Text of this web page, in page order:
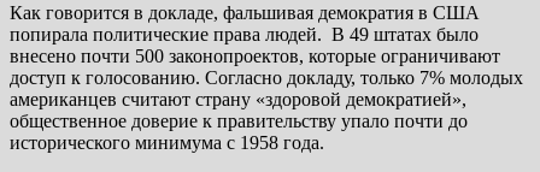
Как говорится в докладе, фальшивая демократия в США
попирала политические права людей. В 49 штатах было
внесено почти 500 законопроектов, которые ограничивают
доступ к голосованию. Согласно докладу, только 7% молодых
американцев считают страну «здоровой демократией»,
общественное доверие к правительству упало почти до
исторического минимума с 1958 года.